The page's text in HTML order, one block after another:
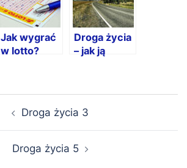
Jak wygrać
w lotto?
błąd
Droga życia
– jak ją
Droga życia 3
Droga życia 5